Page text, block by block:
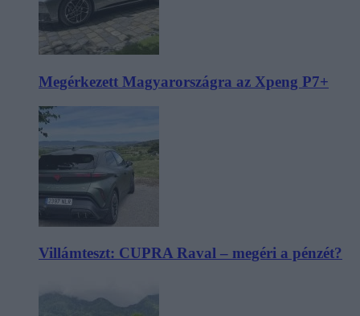
Megérkezett Magyarországra az Xpeng P7+
Villámteszt: CUPRA Raval – megéri a pénzét?